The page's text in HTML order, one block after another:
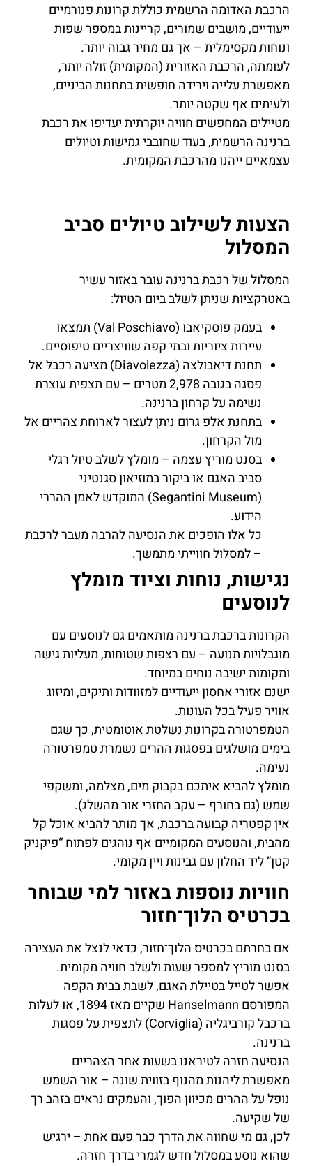
הרכבת האדומה הרשמית כוללת קרונות פנורמיים
ייעודיים, מושבים שמורים, קריינות במספר שפות
ונוחות מקסימלית – אך גם מחיר גבוה יותר.
לעומתה, הרכבת האזורית (המקומית) זולה יותר,
מאפשרת עלייה וירידה חופשית בתחנות הביניים,
ולעיתים אף שקטה יותר.
מטיילים המחפשים חוויה יוקרתית יעדיפו את רכבת
ברנינה הרשמית, בעוד שחובבי גמישות וטיולים
עצמאיים ייהנו מהרכבת המקומית.
הצעות לשילוב טיולים סביב
המסלול
המסלול של רכבת ברנינה עובר באזור עשיר
באטרקציות שניתן לשלב ביום הטיול:
בעמק פוסקיאבו (Val Poschiavo) תמצאו
עיירות ציוריות ובתי קפה שוויצריים טיפוסיים.
תחנת דיאבולצה (Diavolezza) מציעה רכבל אל
פסגה בגובה 2,978 מטרים – עם תצפית עוצרת
נשימה על קרחון ברנינה.
בתחנת אלפ גרום ניתן לעצור לארוחת צהריים אל
מול הקרחון.
בסנט מוריץ עצמה – מומלץ לשלב טיול רגלי
סביב האגם או ביקור במוזיאון סגנטיני
(Segantini Museum) המוקדש לאמן ההררי
הידוע.
כל אלו הופכים את הנסיעה להרבה מעבר לרכבת
– למסלול חווייתי מתמשך.
נגישות, נוחות וציוד מומלץ
לנוסעים
הקרונות ברכבת ברנינה מותאמים גם לנוסעים עם
מוגבלויות תנועה – עם רצפות שטוחות, מעליות גישה
ומקומות ישיבה נוחים במיוחד.
ישנם אזורי אחסון ייעודיים למזוודות ותיקים, ומיזוג
אוויר פעיל בכל העונות.
הטמפרטורה בקרונות נשלטת אוטומטית, כך שגם
בימים מושלגים בפסגות ההרים נשמרת טמפרטורה
נעימה.
מומלץ להביא איתכם בקבוק מים, מצלמה, ומשקפי
שמש (גם בחורף – עקב החזרי אור מהשלג).
אין קפטריה קבועה ברכבת, אך מותר להביא אוכל קל
מהבית, והנוסעים המקומיים אף נוהגים לפתוח “פיקניק
קטן” ליד החלון עם גבינות ויין מקומי.
חוויות נוספות באזור למי שבוחר
בכרטיס הלוך־חזור
אם בחרתם בכרטיס הלוך־חזור, כדאי לנצל את העצירה
בסנט מוריץ למספר שעות ולשלב חוויה מקומית.
אפשר לטייל בטיילת האגם, לשבת בבית הקפה
המפורסם Hanselmann שקיים מאז 1894, או לעלות
ברכבל קורביגליה (Corviglia) לתצפית על פסגות
ברנינה.
הנסיעה חזרה לטיראנו בשעות אחר הצהריים
מאפשרת ליהנות מהנוף בזווית שונה – אור השמש
נופל על ההרים מכיוון הפוך, והעמקים נראים בזהב רך
של שקיעה.
לכן, גם מי שחווה את הדרך כבר פעם אחת – ירגיש
שהוא נוסע במסלול חדש לגמרי בדרך חזרה.